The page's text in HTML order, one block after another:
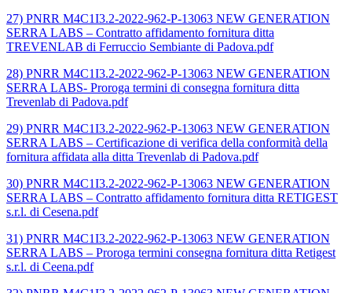
27) PNRR M4C1I3.2-2022-962-P-13063 NEW GENERATION
SERRA LABS – Contratto affidamento fornitura ditta
TREVENLAB di Ferruccio Sembiante di Padova.pdf
28) PNRR M4C1I3.2-2022-962-P-13063 NEW GENERATION
SERRA LABS- Proroga termini di consegna fornitura ditta
Trevenlab di Padova.pdf
29) PNRR M4C1I3.2-2022-962-P-13063 NEW GENERATION
SERRA LABS – Certificazione di verifica della conformità della
fornitura affidata alla ditta Trevenlab di Padova.pdf
30) PNRR M4C1I3.2-2022-962-P-13063 NEW GENERATION
SERRA LABS – Contratto affidamento fornitura ditta RETIGEST
s.r.l. di Cesena.pdf
31) PNRR M4C1I3.2-2022-962-P-13063 NEW GENERATION
SERRA LABS – Proroga termini consegna fornitura ditta Retigest
s.r.l. di Ceena.pdf